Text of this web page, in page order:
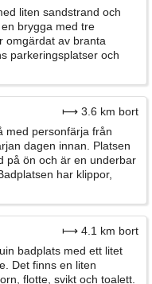
liten sandstrand och
brygga med tre
omgärdat av branta
parkeringsplatser och
⟼ 3.6 km bort
med personfärja från
dagen innan. Platsen
på ön och är en underbar
har klippor,
⟼ 4.1 km bort
badplats med ett litet
Det finns en liten
flotte, svikt och toalett.